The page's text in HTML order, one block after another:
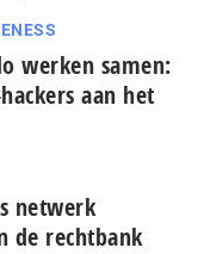
werken samen:
aan het
netwerk
de rechtbank